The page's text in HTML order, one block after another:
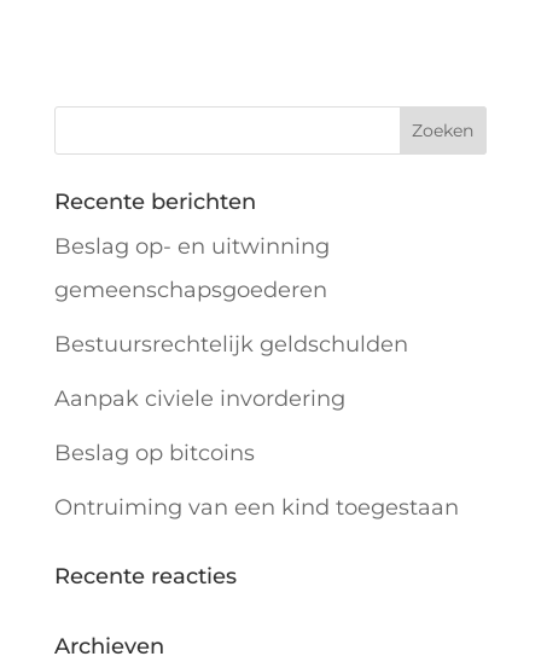
Recente berichten
Beslag op- en uitwinning
gemeenschapsgoederen
Bestuursrechtelijk geldschulden
Aanpak civiele invordering
Beslag op bitcoins
Ontruiming van een kind toegestaan
Recente reacties
Archieven